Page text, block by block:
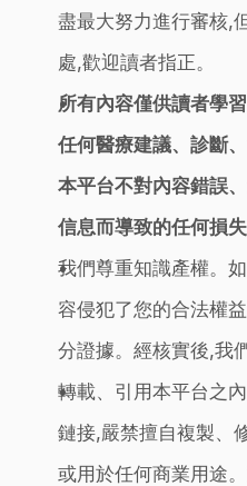
盡最大努力進行審核,
處,歡迎讀者指正。
所有內容僅供讀者學
任何醫療建議、診斷
本平台不對內容錯誤
信息而導致的任何損
我們尊重知識產權。
容侵犯了您的合法權
分證據。經核實後,我
轉載、引用本平台之
鏈接,嚴禁擅自複製、
或用於任何商業用途